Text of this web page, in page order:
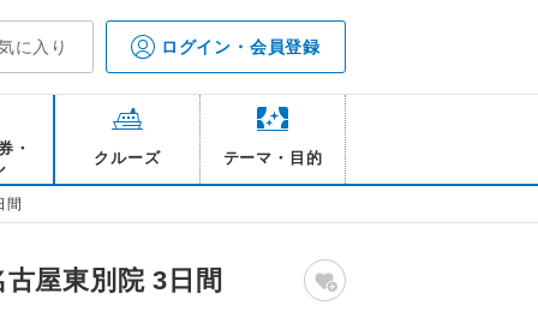
に入り ログイン・会員登録
・
クルーズ テーマ・目的
間
屋東別院 3日間